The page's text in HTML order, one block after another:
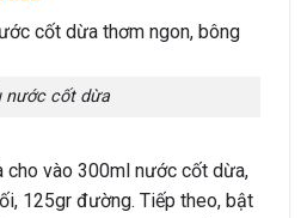
nước cốt dừa
cho vào 300ml nước cốt dừa,
125gr đường. Tiếp theo, bật